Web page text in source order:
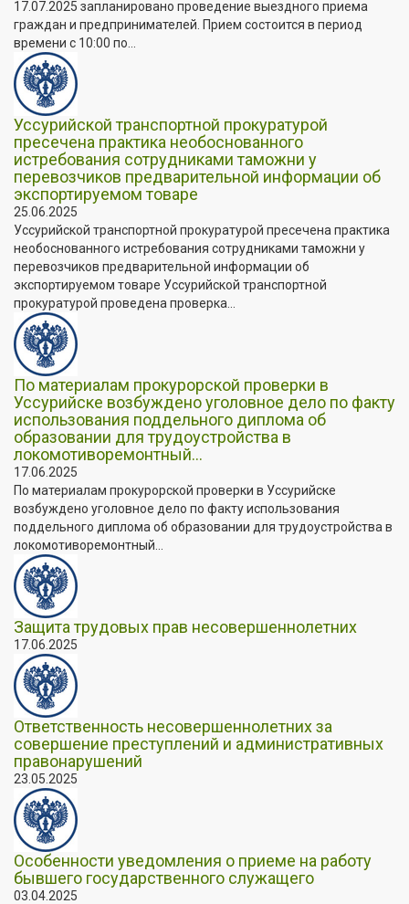
17.07.2025 запланировано проведение выездного приема
граждан и предпринимателей. Прием состоится в период
времени с 10:00 по...
Уссурийской транспортной прокуратурой
пресечена практика необоснованного
истребования сотрудниками таможни у
перевозчиков предварительной информации об
экспортируемом товаре
25.06.2025
Уссурийской транспортной прокуратурой пресечена практика
необоснованного истребования сотрудниками таможни у
перевозчиков предварительной информации об
экспортируемом товаре Уссурийской транспортной
прокуратурой проведена проверка...
По материалам прокурорской проверки в
Уссурийске возбуждено уголовное дело по факту
использования поддельного диплома об
образовании для трудоустройства в
локомотиворемонтный...
17.06.2025
По материалам прокурорской проверки в Уссурийске
возбуждено уголовное дело по факту использования
поддельного диплома об образовании для трудоустройства в
локомотиворемонтный...
Защита трудовых прав несовершеннолетних
17.06.2025
Ответственность несовершеннолетних за
совершение преступлений и административных
правонарушений
23.05.2025
Особенности уведомления о приеме на работу
бывшего государственного служащего
03.04.2025